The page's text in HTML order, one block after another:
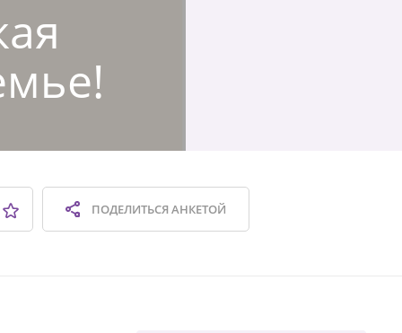
ПОДЕЛИТЬСЯАНКЕТОЙ